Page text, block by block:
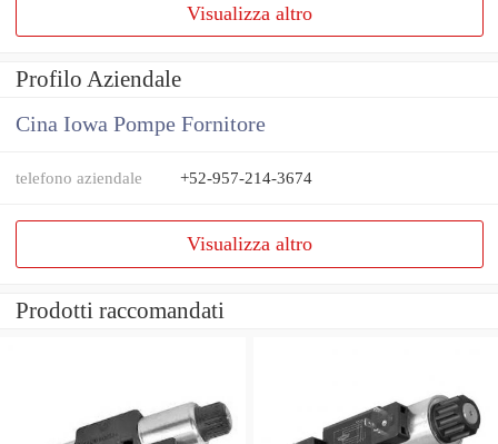
Visualizza altro
Profilo Aziendale
Cina Iowa Pompe Fornitore
telefono aziendale +52-957-214-3674
Visualizza altro
Prodotti raccomandati